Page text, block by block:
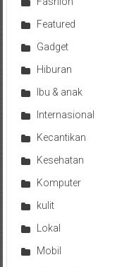
Featured
Gadget
Hiburan
Ibu & anak
Internasional
Kecantikan
Kesehatan
Komputer
kulit
Lokal
Mobil